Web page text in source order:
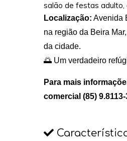
salão de festas adulto,
Localização: Avenida
na região da Beira
da cidade.
🌅 Um verdadeiro
Para mais
comercial (85) 9.8113-